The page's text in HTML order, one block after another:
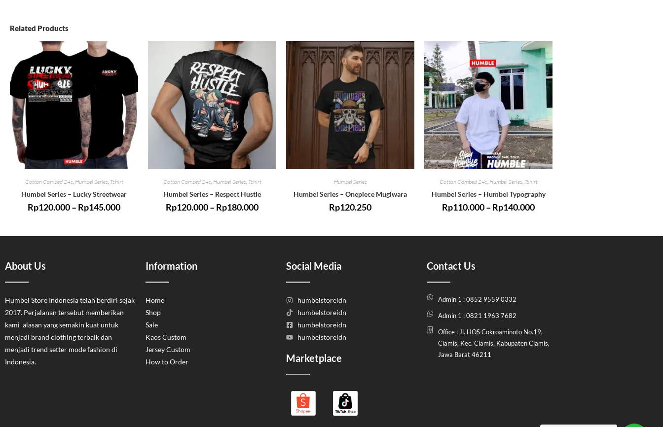
Related Products
Cotton Combed 24s, Humbel Series, Tshirt
Humbel Series – Lucky Streetwear
Rp120.000– Rp145.000
Cotton Combed 24s, Humbel Series, Tshirt
Humbel Series – Respect Hustle
Rp120.000– Rp180.000
Humbel Series
Humbel Series – Onepiece Mugiwara
Rp120.250
Cotton Combed 24s, Humbel Series, Tshirt
Humbel Series – Humbel Typography
Rp110.000– Rp140.000
About Us
Humbel Store Indonesia telah berdiri sejak
2017. Perjalanan tersebut memberikan
kami alasan yang semakin kuat untuk
menjadi brand clothing terbaik dan
menjadi trend setter mode fashion di
Indonesia.
Information
Home
Shop
Sale
Kaos Custom
Jersey Custom
How to Order
Social Media
humbelstoreidn
humbelstoreidn
humbelstoreidn
humbelstoreidn
Marketplace
Contact Us
Admin 1 : 0852 9559 0332
Admin 1 : 0821 1963 7682
Office : Jl. HOS Cokroaminoto No.19,
Ciamis, Kec. Ciamis, Kabupaten Ciamis,
Jawa Barat 46211